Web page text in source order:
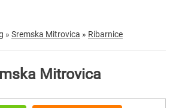
» Sremska Mitrovica » Ribarnice
Mitrovica